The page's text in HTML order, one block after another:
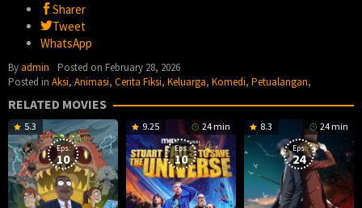
Sharer
Tweet
WhatsApp
By admin Posted on February 28, 2026
Posted in Aksi, Animasi, Cerita Fiksi, Keluarga, Komedi, Petualangan,
RELATED MOVIES
5.3
Eps:
10
9.25 24 min
Eps:
10
8.3 24 min
Eps:
24